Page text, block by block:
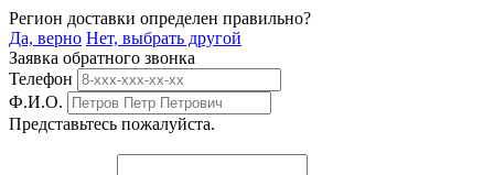
Регион доставки определен правильно?
Да, верно Нет, выбрать другой
Заявка обратного звонка
Телефон
Ф.И.О.
Представьтесь пожалуйста.